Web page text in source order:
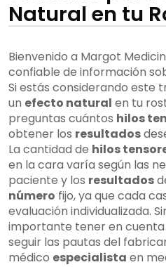
Natural en tu
Bienvenido a Margot
confiable de información
Si estás considerando
un efecto natural en tu
preguntas cuántos hilos
obtener los resultados
La cantidad de hilos
en la cara varía según las
paciente y los resultados
número fijo, ya que cada
evaluación individualizada.
importante tener en cuenta
seguir las pautas del
médico especialista en